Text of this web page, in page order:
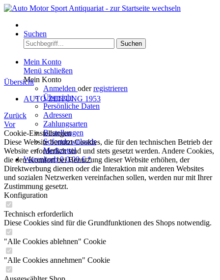
Suchen
Suchen
Mein Konto
Menü schließen
Mein Konto
Anmelden oderregistrieren
Übersicht
Persönliche Daten
Adressen
Zahlungsarten
Bestellungen
Sofortdownloads
Merkzettel
Warenkorb0 0,00 € *
Übersicht
AUTO ZEITUNG 1953
Zurück
Vor
Cookie-Einstellungen
Diese Website benutzt Cookies, die für den technischen Betrieb der
Website erforderlich sind und stets gesetzt werden. Andere Cookies,
die den Komfort bei Benutzung dieser Website erhöhen, der
Direktwerbung dienen oder die Interaktion mit anderen Websites
und sozialen Netzwerken vereinfachen sollen, werden nur mit Ihrer
Zustimmung gesetzt.
Konfiguration
Technisch erforderlich
Diese Cookies sind für die Grundfunktionen des Shops notwendig.
"Alle Cookies ablehnen" Cookie
"Alle Cookies annehmen" Cookie